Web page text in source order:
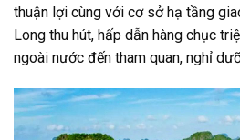
thuận lợi cùng với cơ sở hạ tầng
Long thu hút, hấp dẫn hàng chục
ngoài nước đến tham quan, nghỉ